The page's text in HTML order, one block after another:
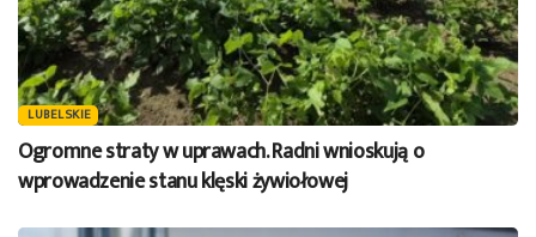
LUBELSKIE
Ogromne straty w uprawach. Radni wnioskują o
wprowadzenie stanu klęski żywiołowej